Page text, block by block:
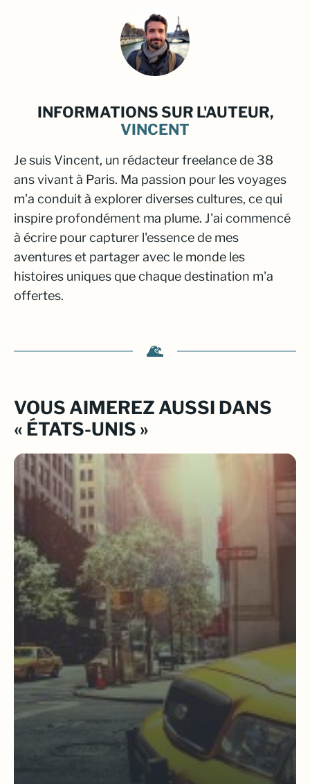
INFORMATIONS SUR L'AUTEUR,
VINCENT
Je suis Vincent, un rédacteur freelance de 38
ans vivant à Paris. Ma passion pour les voyages
m'a conduit à explorer diverses cultures, ce qui
inspire profondément ma plume. J'ai commencé
à écrire pour capturer l'essence de mes
aventures et partager avec le monde les
histoires uniques que chaque destination m'a
offertes.
VOUS AIMEREZ AUSSI DANS
« ÉTATS-UNIS »